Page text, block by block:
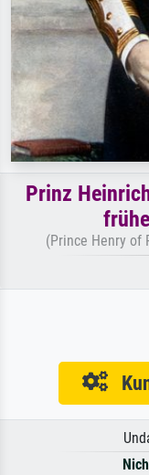
Prinz
(Prince Henry of